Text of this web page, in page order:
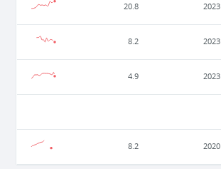
2023
20.8
2023
8.2
2023
4.9
2020
8.2